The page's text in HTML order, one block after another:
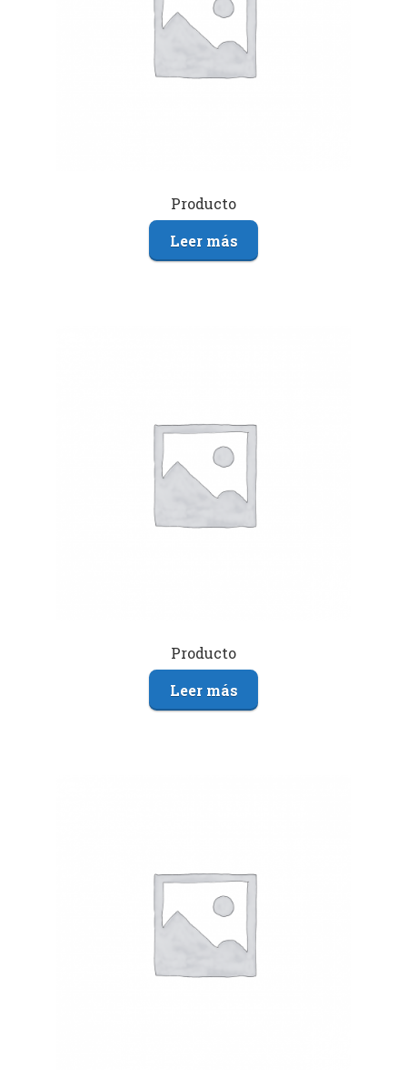
Producto
Leer más
Producto
Leer más